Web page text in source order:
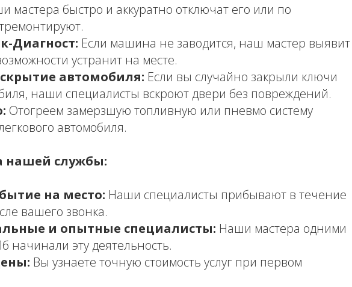
мастера быстро и аккуратно отключат его или по
Диагност: Если машина не заводится, наш мастер выявит
устранит на месте.
автомобиля: Если вы случайно закрыли ключи
наши специалисты вскроют двери без повреждений.
Отогреем замерзшую топливную или пневмо систему
автомобиля.
нашей службы:
на место: Наши специалисты прибывают в течение
вашего звонка.
и опытные специалисты: Наши мастера одними
начинали эту деятельность.
Вы узнаете точную стоимость услуг при первом